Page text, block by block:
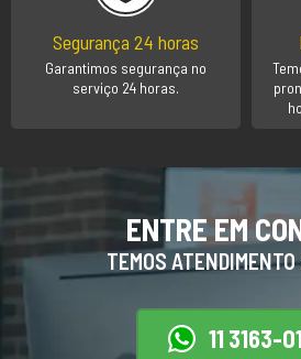
Segurança 24 horas
Garantimos segurança no
serviço 24 horas.
ENTRE EM
TEMOS
11 3163-